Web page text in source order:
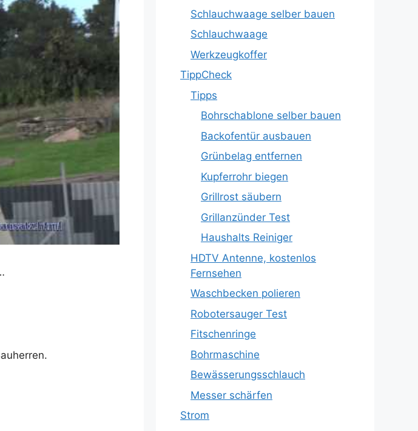
Schlauchwaage selber bauen
Schlauchwaage
Werkzeugkoffer
TippCheck
Tipps
Bohrschablone selber bauen
Backofentür ausbauen
Grünbelag entfernen
Kupferrohr biegen
Grillrost säubern
Grillanzünder Test
Haushalts Reiniger
HDTV Antenne, kostenlos
Fernsehen
Waschbecken polieren
Robotersauger Test
Fitschenringe
Bohrmaschine
Bewässerungsschlauch
Messer schärfen
Strom